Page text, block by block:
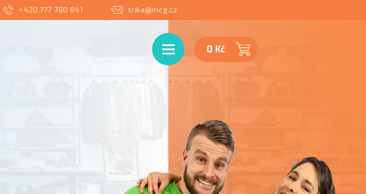
+420 777 780 841 trika@mcg.cz
Menu
0 Kč